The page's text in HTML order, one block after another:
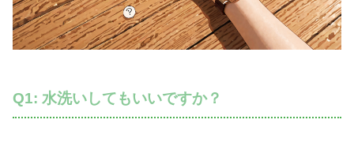
Q1: 水洗いしてもいいですか？